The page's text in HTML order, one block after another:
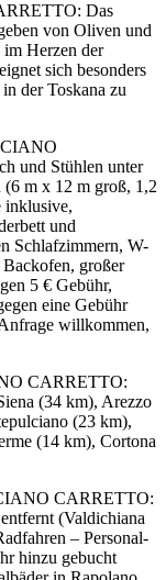
Das
von Oliven und
Herzen der
sich besonders
der Toskana zu
und Stühlen unter
(6 m x 12 m groß, 1,2
inklusive,
und
Schlafzimmern, W-
großer
5 € Gebühr,
eine Gebühr
willkommen,
CARRETTO:
(34 km), Arezzo
(23 km),
(14 km), Cortona
CARRETTO:
(Valdichiana
– Personal-
hinzu gebucht